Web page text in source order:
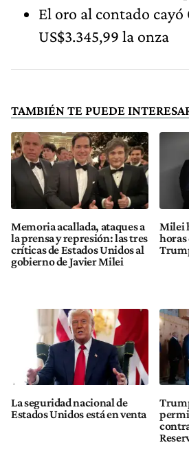
El oro al contado cayó
US$3.345,99 la onza
TAMBIÉN TE PUEDE
Memoria acallada, ataques a
la prensa y represión: las tres
críticas de Estados Unidos al
gobierno de Javier Milei
Milei
horas
La seguridad nacional de
Estados Unidos está en venta